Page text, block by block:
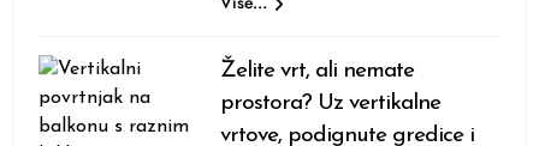
Želite vrt, ali nemate
prostora? Uz vertikalne
vrtove, podignute gredice i